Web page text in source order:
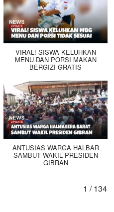
VIRAL! SISWA KELUHKAN
MENU DAN PORSI MAKAN
BERGIZI GRATIS
ANTUSIAS WARGA HALBAR
SAMBUT WAKIL PRESIDEN
GIBRAN
1 / 134